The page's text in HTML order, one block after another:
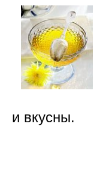
и вкусны.